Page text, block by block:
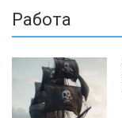
Работа